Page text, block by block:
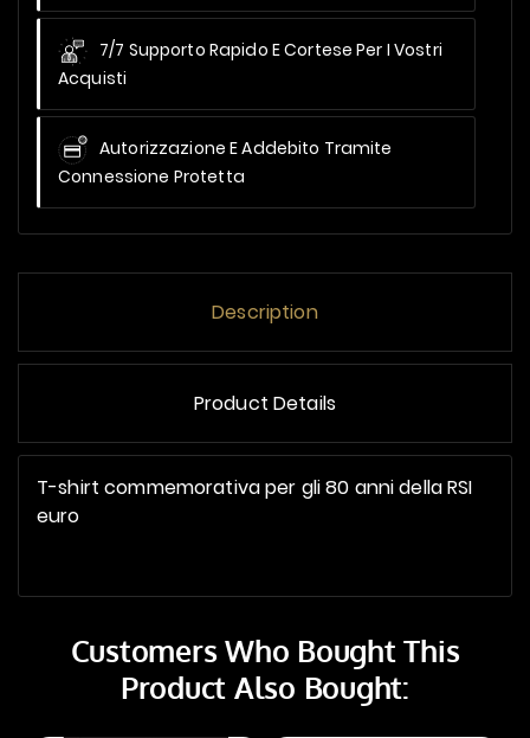
7/7 Supporto Rapido E Cortese Per I Vostri
Acquisti
Autorizzazione E Addebito Tramite
Connessione Protetta
Description
Product Details
T-shirt commemorativa per gli 80 anni della RSI
euro
Customers Who Bought This
Product Also Bought: